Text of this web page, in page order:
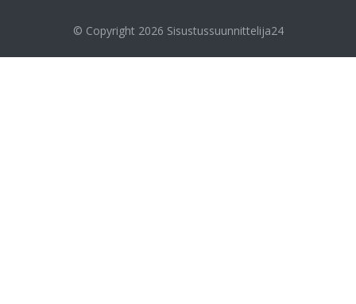
© Copyright 2026 Sisustussuunnittelija24